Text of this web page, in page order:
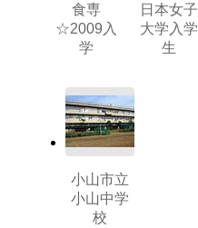
食専
☆2009入
学
日本女子
大学入学
生
小山市立
小山中学
校